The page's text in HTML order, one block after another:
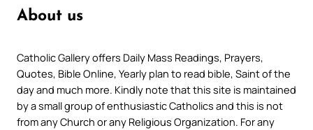
About us
Catholic Gallery offers Daily Mass Readings, Prayers,
Quotes, Bible Online, Yearly plan to read bible, Saint of the
day and much more. Kindly note that this site is maintained
by a small group of enthusiastic Catholics and this is not
from any Church or any Religious Organization. For any